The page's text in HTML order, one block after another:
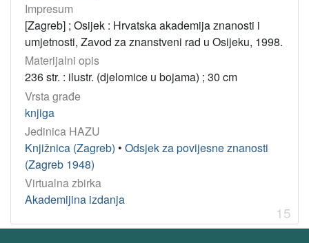
Impresum
[Zagreb] ; Osijek : Hrvatska akademija znanosti i
umjetnosti, Zavod za znanstveni rad u Osijeku, 1998.
Materijalni opis
236 str. : ilustr. (djelomice u bojama) ; 30 cm
Vrsta građe
knjiga
Jedinica HAZU
Knjižnica (Zagreb) • Odsjek za povijesne znanosti
(Zagreb 1948)
Virtualna zbirka
Akademijina izdanja
15